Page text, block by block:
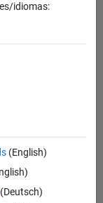
idiomas:
(English)
(Deutsch)